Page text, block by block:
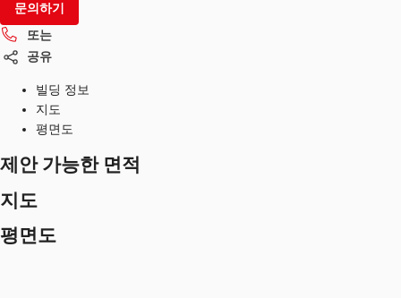
문의하기
또는
공유
빌딩 정보
지도
평면도
제안 가능한 면적
지도
평면도